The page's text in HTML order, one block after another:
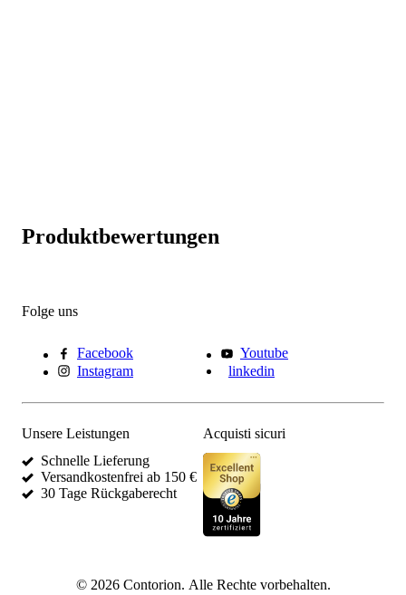
Produktbewertungen
Folge uns
Facebook
Youtube
Instagram
linkedin
Unsere Leistungen
Schnelle Lieferung
Versandkostenfrei ab 150 €
30 Tage Rückgaberecht
Acquisti sicuri
© 2026Contorion. Alle Rechte vorbehalten.